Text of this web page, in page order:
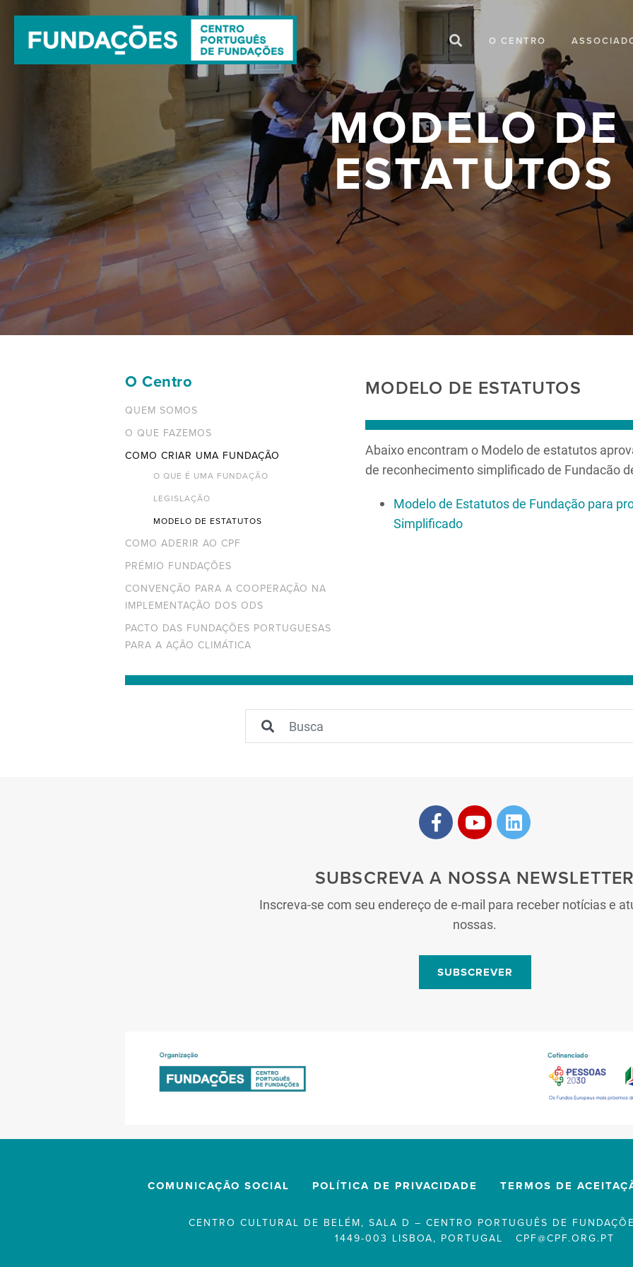
O CENTRO
MODELO DE
ESTATUTOS
O Centro
QUEM SOMOS
O QUE FAZEMOS
COMO CRIAR UMA FUNDAÇÃO
O QUE É UMA FUNDAÇÃO
LEGISLAÇÃO
MODELO DE ESTATUTOS
COMO ADERIR AO CPF
PRÉMIO FUNDAÇÕES
CONVENÇÃO PARA A COOPERAÇÃO NA
IMPLEMENTAÇÃO DOS ODS
PACTO DAS FUNDAÇÕES PORTUGUESAS
PARA A AÇÃO CLIMÁTICA
MODELO DE ESTATUTOS
Abaixo encontram o Modelo de estatutos
de reconhecimento simplificado de Fundacão
Modelo de Estatutos de Fundação para
Simplificado
SUBSCREVA A NOSSA NEWSLETTER
Inscreva-se com seu endereço de e-mail para receber notícias e
nossas.
SUBSCREVER
COMUNICAÇÃO SOCIAL POLÍTICA DE PRIVACIDADE TERMOS DE
CENTRO CULTURAL DE BELÉM, SALA D – CENTRO PORTUGUÊS DE
1449-003 LISBOA, PORTUGAL
CPF@CPF.ORG.PT